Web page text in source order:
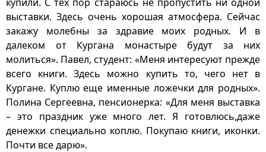
выставки. Здесь очень хорошая атмосфера. Сейчас
закажу молебны за здравие моих родных. И в
далеком от Кургана монастыре будут за них
молиться». Павел, студент: «Меня интересуют прежде
всего книги. Здесь можно купить то, чего нет в
Кургане. Куплю еще именные ложечки для родных».
Полина Сергеевна, пенсионерка: «Для меня выставка
– это праздник уже много лет. Я готовлюсь,даже
денежки специально коплю. Покупаю книги, иконки.
Почти все дарю».